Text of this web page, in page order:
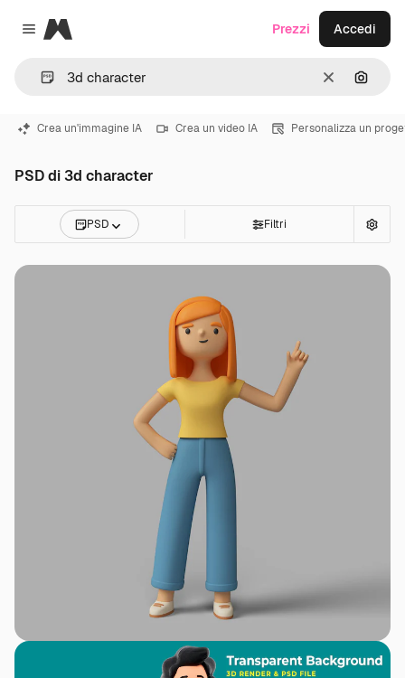
Close menu
Magnific
CancellaCerca
Prezzi Accedi
Crea un'immagine IA Crea un video IA Personalizza un
PSD di 3d character
PSD Filtri